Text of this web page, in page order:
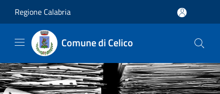
Regione Calabria
Comune di Celico